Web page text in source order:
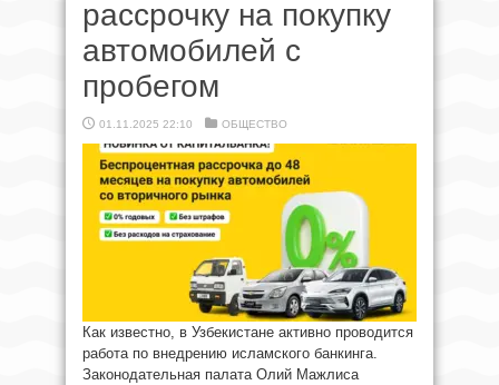
рассрочку на покупку
автомобилей с
пробегом
01.11.2025 22:10 ОБЩЕСТВО
Как известно, в Узбекистане активно проводится
работа по внедрению исламского банкинга.
Законодательная палата Олий Мажлиса